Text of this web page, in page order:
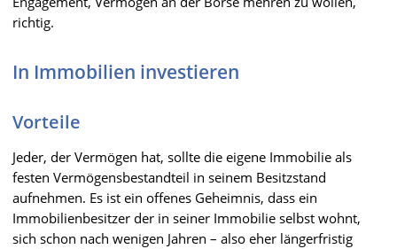
richtig.
In Immobilien investieren
Vorteile
Jeder, der Vermögen hat, sollte die eigene Immobilie als
festen Vermögensbestandteil in seinem Besitzstand
aufnehmen. Es ist ein offenes Geheimnis, dass ein
Immobilienbesitzer der in seiner Immobilie selbst wohnt,
sich schon nach wenigen Jahren – also eher längerfristig